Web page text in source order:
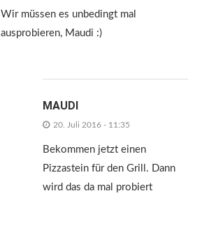
Wir müssen es unbedingt mal
ausprobieren, Maudi :)
MAUDI
20. Juli 2016 - 11:35
Bekommen jetzt einen
Pizzastein für den Grill. Dann
wird das da mal probiert